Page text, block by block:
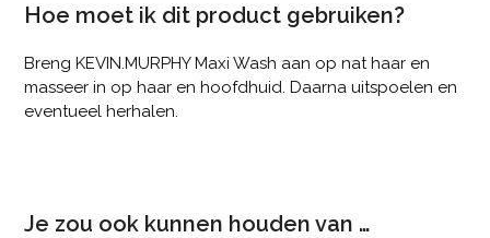
Hoe moet ik dit product gebruiken?
Breng KEVIN.MURPHY Maxi Wash aan op nat haar en
masseer in op haar en hoofdhuid. Daarna uitspoelen en
eventueel herhalen.
Je zou ook kunnen houden van …